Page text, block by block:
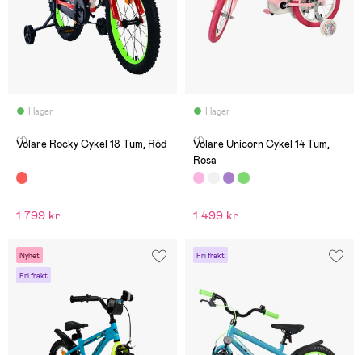
I lager
(1)
Volare Rocky Cykel 18 Tum, Röd
1 799 kr
I lager
(1)
Volare Unicorn Cykel 14 Tum,
Rosa
1 499 kr
Nyhet
Fri frakt
Fri frakt